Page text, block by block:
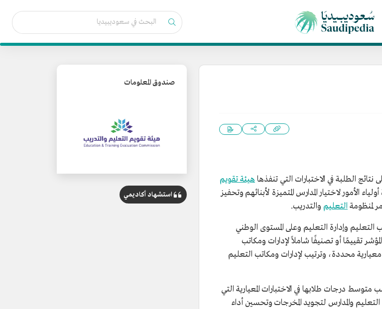
الطلبة في الاختبارات التي تنفذها هيئة تقويم
الأمور لاختيار المدارس المتميزة لأبنائهم وتحفيز
لمنظومة التعليم والتدريب.
وإدارة التعليم وعلى المستوى الوطني
تقييمًا أو تصنيفًا شاملاً لإدارات ومكاتب
محددة، وترتيب لإدارات ومكاتب التعليم
متوسط درجات طلابها في الاختبارات المعيارية التي
والمدارس لتجويد المخرجات وتحسين أداء
صندوق المعلومات
استشهاد أكاديمي